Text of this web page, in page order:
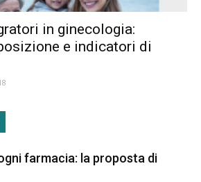
in ginecologia:
e indicatori di
farmacia: la proposta di